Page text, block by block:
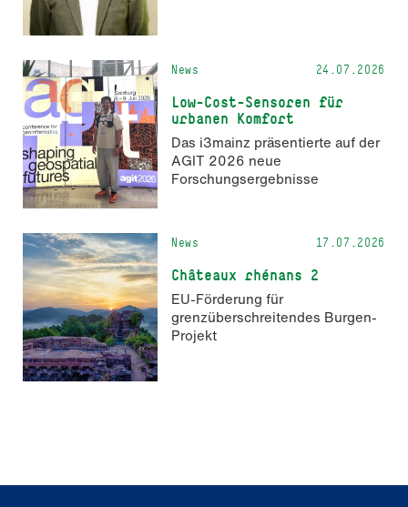
News 24.07.2026
Low-Cost-Sensoren für
urbanen Komfort
Das i3mainz präsentierte auf der
AGIT 2026 neue
Forschungsergebnisse
News 17.07.2026
Châteaux rhénans 2
EU-Förderung für
grenzüberschreitendes Burgen-
Projekt